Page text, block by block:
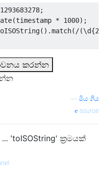
1293683278;
(timestamp * 1000);
().match( /
කරන්න
මිය ගිය
source
'toISOString' ක්‍රමයක්